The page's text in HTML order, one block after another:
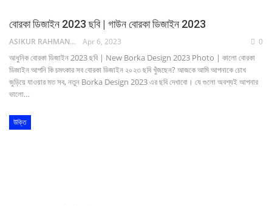
বোরকা ডিজাইন 2023 ছবি | গাউন বোরকা ডিজাইন 2023
ASIKUR RAHMAN NAIM Apr 6, 2023 0
আধুনিক বোরকা ডিজাইন 2023 ছবি | New Borka Design 2023 Photo | কালো বোরকা
ডিজাইন আপনি কি চমৎকার সব বোরকা ডিজাইন ২০২৩ ছবি খুঁজছেন? আজকে আমি আপনাকে চোখ
জুড়িয়ে যাওয়ার মত সব, নতুন Borka Design 2023 এর ছবি দেখাবো। যে গুলো অবশ্যই আপনার
ভালো…
উক্তি